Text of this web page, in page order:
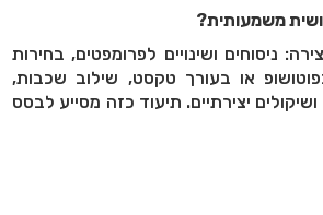
משמעותית?
ניסוחים ושינויים לפרומפטים, בחירות
או בעורך טקסט, שילוב שכבות,
יצירתיים. תיעוד כזה מסייע לבסס